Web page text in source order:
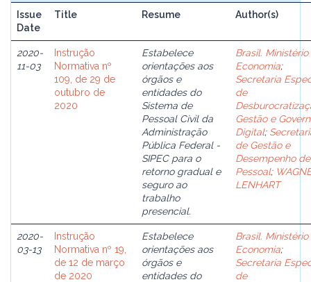
Issue
Date
Title Resume Author(s)
2020-
11-03
Instrução
Normativa nº
109, de 29 de
outubro de
2020
Estabelece
orientações aos
órgãos e
entidades do
Sistema de
Pessoal Civil da
Administração
Pública Federal -
SIPEC para o
retorno gradual e
seguro ao
trabalho
presencial.
Brasil. Ministério
Economia;
Secretaria
de
Gestão e
Digital;
de Gestão e
Desempenho de
Pessoal;
LENHART
2020-
03-13
Instrução
Normativa nº 19,
de 12 de março
de 2020
Estabelece
orientações aos
órgãos e
entidades do
Brasil. Ministério
Economia;
Secretaria
de